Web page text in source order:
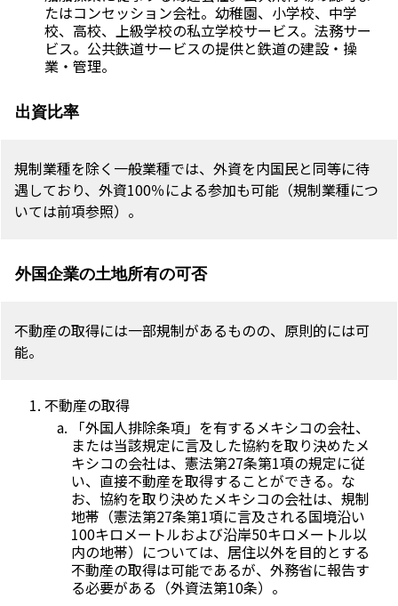
たはコンセッション会社。幼稚園、小学校、中学
校、高校、上級学校の私立学校サービス。法務サー
ビス。公共鉄道サービスの提供と鉄道の建設・操
業・管理。
出資比率
規制業種を除く一般業種では、外資を内国民と同等に待
遇しており、外資100％による参加も可能（規制業種につ
いては前項参照）。
外国企業の土地所有の可否
不動産の取得には一部規制があるものの、原則的には可
能。
不動産の取得
「外国人排除条項」を有するメキシコの会社、
または当該規定に言及した協約を取り決めたメ
キシコの会社は、憲法第27条第1項の規定に従
い、直接不動産を取得することができる。な
お、協約を取り決めたメキシコの会社は、規制
地帯（憲法第27条第1項に言及される国境沿い
100キロメートルおよび沿岸50キロメートル以
内の地帯）については、居住以外を目的とする
不動産の取得は可能であるが、外務省に報告す
る必要がある（外資法第10条）。